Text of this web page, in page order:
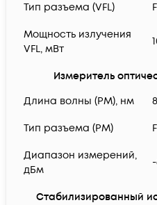
Тип разъема (VFL)
Мощность излучения
VFL, мВт
Измеритель
Длина волны (PM), нм
Тип разъема (PM)
Диапазон измерений,
дБм
Стабилизированный